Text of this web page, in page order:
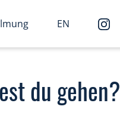
EN
du gehen?